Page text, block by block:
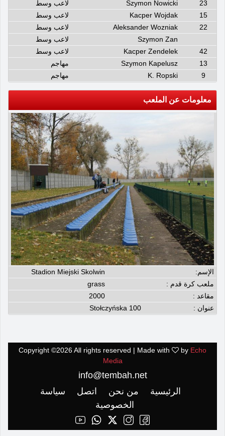
23
Szymon Nowicki
لاعب وسط
15
Kacper Wojdak
لاعب وسط
22
Aleksander Wozniak
لاعب وسط
Szymon Zan
لاعب وسط
42
Kacper Zendelek
لاعب وسط
13
Szymon Kapelusz
مهاجم
9
K. Ropski مهاجم
معلومات عن الملعب
الإسم:
Stadion Miejski Skolwin
ملعب كرة قدم :
grass
مقاعد :
2000
عنوان :
Stołczyńska 100
Copyright ©2026 All rights reserved | Made with by Echo
Media
info@tembah.net
الرئيسية
من نحن اتصل
سياسة
الخصوصية